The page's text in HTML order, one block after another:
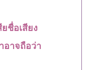
ชื่อเสียง
อาจถือว่า